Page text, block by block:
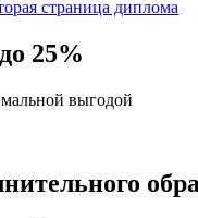
25%
выгодой